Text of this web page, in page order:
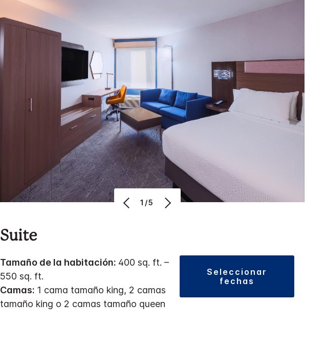
1/5
Suite
Tamaño de la habitación: 400 sq. ft. –
550 sq. ft.
Camas: 1 cama tamaño king, 2 camas
tamaño king o 2 camas tamaño queen
seleccionar
fechas